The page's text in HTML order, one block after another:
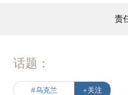
责
话题：
#乌克兰 +关注